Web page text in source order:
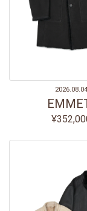
2026.08.04